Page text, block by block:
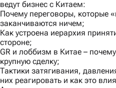
ведут бизнес с Китаем:
Почему переговоры, которые
заканчиваются ничем;
Как устроена иерархия
стороне;
GR и лоббизм в Китае –
крупную сделку;
Тактики затягивания,
них реагировать и как это